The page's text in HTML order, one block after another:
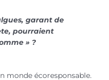
garant de
pourraient
» ?
monde écoresponsable.